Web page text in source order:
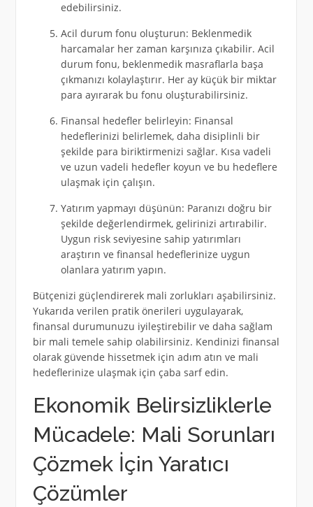
edebilirsiniz.
Acil durum fonu oluşturun: Beklenmedik
harcamalar her zaman karşınıza çıkabilir. Acil
durum fonu, beklenmedik masraflarla başa
çıkmanızı kolaylaştırır. Her ay küçük bir miktar
para ayırarak bu fonu oluşturabilirsiniz.
Finansal hedefler belirleyin: Finansal
hedeflerinizi belirlemek, daha disiplinli bir
şekilde para biriktirmenizi sağlar. Kısa vadeli
ve uzun vadeli hedefler koyun ve bu hedeflere
ulaşmak için çalışın.
Yatırım yapmayı düşünün: Paranızı doğru bir
şekilde değerlendirmek, gelirinizi artırabilir.
Uygun risk seviyesine sahip yatırımları
araştırın ve finansal hedeflerinize uygun
olanlara yatırım yapın.
Bütçenizi güçlendirerek mali zorlukları aşabilirsiniz.
Yukarıda verilen pratik önerileri uygulayarak,
finansal durumunuzu iyileştirebilir ve daha sağlam
bir mali temele sahip olabilirsiniz. Kendinizi finansal
olarak güvende hissetmek için adım atın ve mali
hedeflerinize ulaşmak için çaba sarf edin.
Ekonomik Belirsizliklerle
Mücadele: Mali Sorunları
Çözmek İçin Yaratıcı
Çözümler